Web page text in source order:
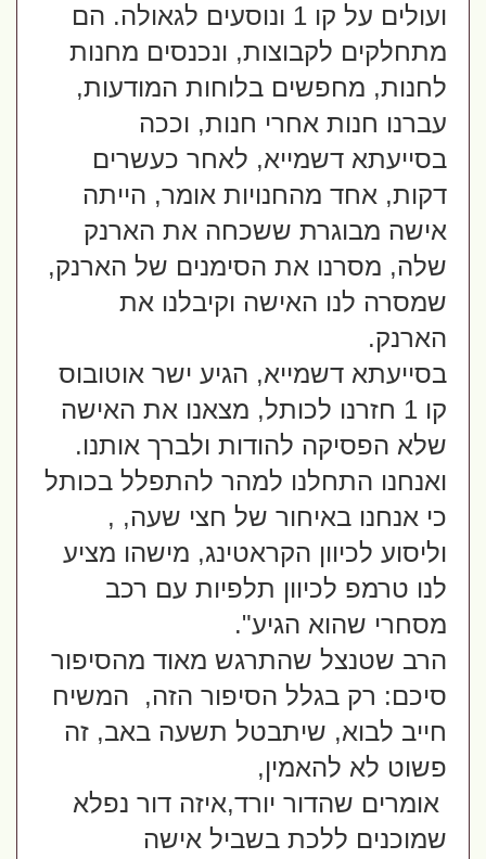
ועולים על קו 1 ונוסעים לגאולה. הם
מתחלקים לקבוצות, ונכנסים מחנות
לחנות, מחפשים בלוחות המודעות,
עברנו חנות אחרי חנות, וככה
בסייעתא דשמייא, לאחר כעשרים
דקות, אחד מהחנויות אומר, הייתה
אישה מבוגרת ששכחה את הארנק
שלה, מסרנו את הסימנים של הארנק,
שמסרה לנו האישה וקיבלנו את
הארנק.
בסייעתא דשמייא, הגיע ישר אוטובוס
קו 1 חזרנו לכותל, מצאנו את האישה
שלא הפסיקה להודות ולברך אותנו.
ואנחנו התחלנו למהר להתפלל בכותל
וליסוע לכיוון הקראטינג, מישהו מציע
לנו טרמפ לכיוון תלפיות עם רכב
מסחרי שהוא הגיע".
הרב שטנצל שהתרגש מאוד מהסיפור
סיכם: רק בגלל הסיפור הזה,  המשיח
חייב לבוא, שיתבטל תשעה באב, זה
פשוט לא להאמין,
אומרים שהדור יורד,איזה דור נפלא
שמוכנים ללכת בשביל אישה